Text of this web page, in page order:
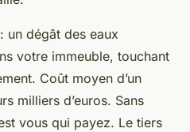
un dégât des eaux
votre immeuble, touchant
Coût moyen d’un
milliers d’euros. Sans
vous qui payez. Le tiers